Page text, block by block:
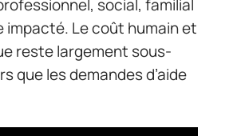
social, familial
impacté. Le coût humain et
reste largement sous-
que les demandes d’aide